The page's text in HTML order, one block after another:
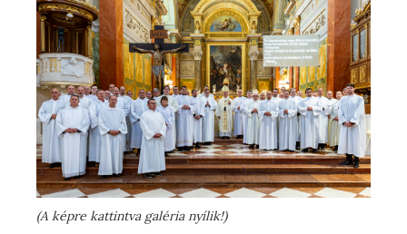
(A képre kattintva galéria nyílik!)